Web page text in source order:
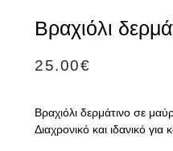
Βραχιόλι
25.00€
Βραχιόλι δερμάτινο σε
Διαχρονικό και ιδανικό για